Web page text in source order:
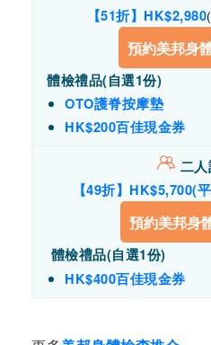
【51折】HK$2,980
預約美邦身
體檢禮品(自選1份)
OTO護脊按摩墊
HK$200百佳現金券
二
【49折】HK$5,700(
預約美邦身
體檢禮品(自選1份)
HK$400百佳現金券